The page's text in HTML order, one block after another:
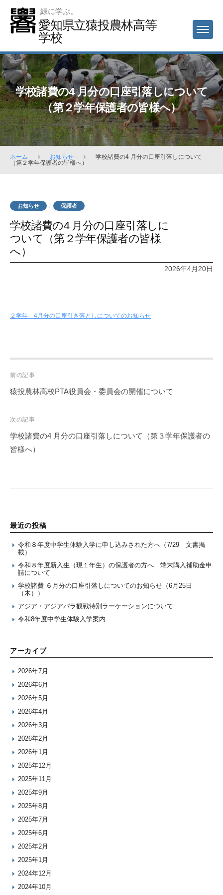
Skip
content
緑に学ぶ。
愛知県立猿投農林高等
学校
MENU
学校諸費の4 月分の口座引落しについて
（第２学年保護者の皆様へ）
ホーム お知らせ
学校諸費の4 月分の口座引落しについて
（第２学年保護者の皆様へ）
お知らせ / 保護者
学校諸費の4 月分の口座引落しに
ついて（第２学年保護者の皆様
へ）
2026年4月20日
２学年 4月分の口座引き落としについてのお知らせ
Post
navigation
前の記事
猿投農林高校PTA役員会・委員会の開催について
次の記事
学校諸費の4 月分の口座引落しについて（第３学年保護者の
皆様へ）
最近の投稿
令和８年度中学生体験入学に申し込みされた方へ（7/29 文書掲
載）
令和８年度新入生（現１年生）の保護者の方へ 端末購入補助金申
請について
学校諸費 ６月分の口座引落しについてのお知らせ（6月25日
（木））
アジア・アジアパラ観戦特別ラーケーションについて
令和8年度中学生体験入学案内
アーカイブ
2026年7月
2026年6月
2026年5月
2026年4月
2026年3月
2026年2月
2026年1月
2025年12月
2025年11月
2025年9月
2025年8月
2025年7月
2025年6月
2025年2月
2025年1月
2024年12月
2024年10月